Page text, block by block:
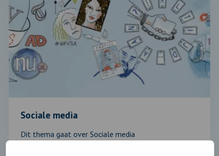
Sociale media
Dit thema gaat over Sociale media
over:
Sociale
media